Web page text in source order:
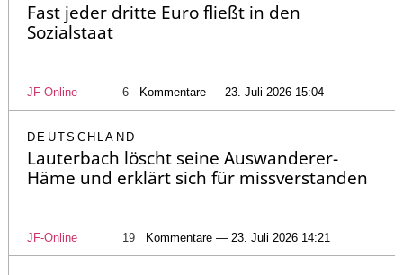
Fast jeder dritte Euro fließt in den
Sozialstaat
JF-Online 6 Kommentare — 23. Juli 2026 15:04
DEUTSCHLAND
Lauterbach löscht seine Auswanderer-
Häme und erklärt sich für missverstanden
JF-Online 19 Kommentare — 23. Juli 2026 14:21